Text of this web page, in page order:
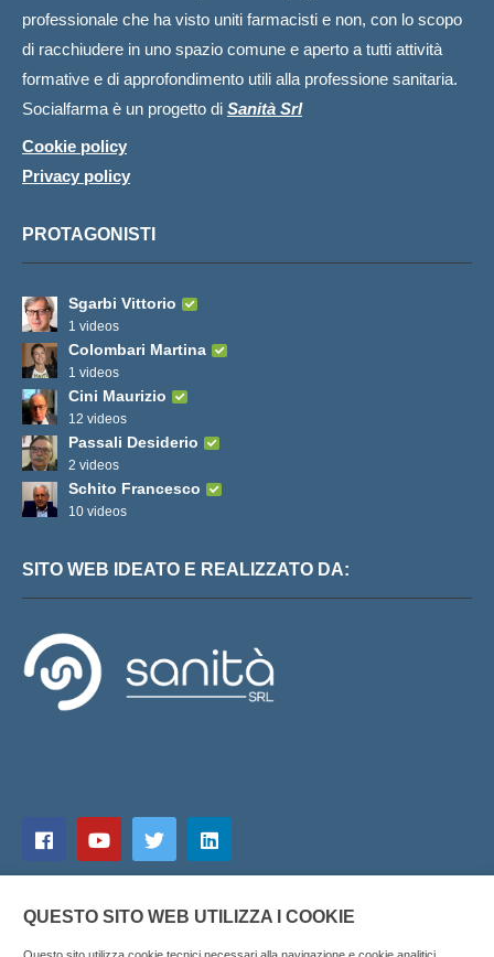
professionale che ha visto uniti farmacisti e non, con lo scopo
di racchiudere in uno spazio comune e aperto a tutti attività
formative e di approfondimento utili alla professione sanitaria.
Socialfarma è un progetto di Sanità Srl
Cookie policy
Privacy policy
PROTAGONISTI
Sgarbi Vittorio
1 videos
Colombari Martina
1 videos
Cini Maurizio
12 videos
Passali Desiderio
2 videos
Schito Francesco
10 videos
SITO WEB IDEATO E REALIZZATO DA:
QUESTO SITO WEB UTILIZZA I COOKIE